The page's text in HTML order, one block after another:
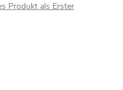
Produkt als Erster